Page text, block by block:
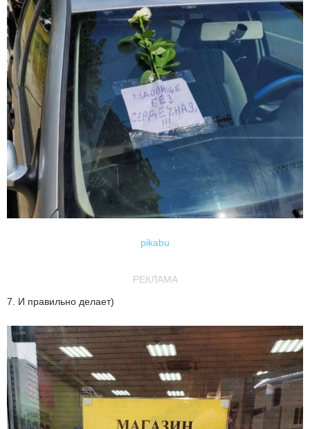
pikabu
РЕКЛАМА
7. И правильно делает)